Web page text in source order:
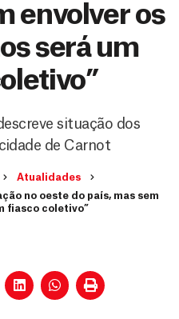
envolver os
será um
situação dos
de Carnot
Atualidades
no oeste do país, mas sem
fiasco coletivo”